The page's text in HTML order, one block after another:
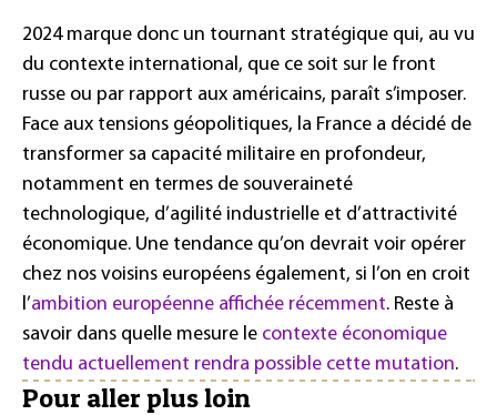
2024 marque donc un tournant stratégique qui, au vu
du contexte international, que ce soit sur le front
russe ou par rapport aux américains, paraît s’imposer.
Face aux tensions géopolitiques, la France a décidé de
transformer sa capacité militaire en profondeur,
notamment en termes de souveraineté
technologique, d’agilité industrielle et d’attractivité
économique. Une tendance qu’on devrait voir opérer
chez nos voisins européens également, si l’on en croit
l’ambition européenne affichée récemment. Reste à
savoir dans quelle mesure le contexte économique
tendu actuellement rendra possible cette mutation.
Pour aller plus loin